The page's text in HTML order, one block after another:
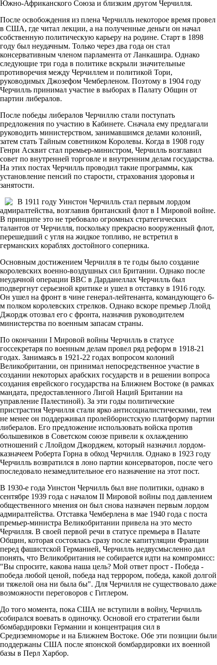
Южно-Африканского Союза и близким другом Черчилля.
После освобождения из плена Черчилль некоторое время провел
в США, где читал лекции, а на полученные деньги он начал
собственную политическую карьеру на родине. Старт в 1898
году был неудачным. Только через два года он стал
консервативным членом парламента от Ланкашира. Однако
следующие три года в политике вскрыли значительные
противоречия между Черчиллем и политикой Тори,
руководимых Джозефом Чемберленом. Поэтому в 1904 году
Черчилль принимал участие в выборах в Палату Общин от
партии либералов.
После победы либералов Черчиллю стали поступать
предложения по участию в Кабинете. Сначала ему предлагали
руководить министерством, занимавшимся делами колоний,
затем стать Тайным советником Королевы. Когда в 1908 году
Генри Асквит стал премьер-министром, Черчилль возглавил
совет по внутренней торговле и внутренним делам государства.
На этих постах Черчилль проводил такие программы, как
установление пенсий по старости, страхования здоровья и
занятости.
В 1911 году Уинстон Черчилль стал первым лордом
адмиралтейства, возглавив британский флот в I Мировой войне.
В принципе это не требовало огромных стратегических
талантов от Черчилля, поскольку прекрасно вооруженный флот,
перешедший с угля на жидкое топливо, не встретил в
германских кораблях достойного соперника.
Основным достижением Черчилля в те годы было создание
королевских военно-воздушных сил Британии. Однако после
неудачной операции ВВС в Дарданеллах Черчилль был
подвергнут серьезной критике и ушел в отставку в 1916 году.
Он ушел на фронт в чине генерал-лейтенанта, командующего 6-
м полком королевских стрелков. Однако вскоре премьер Ллойд
Джордж отозвал его с фронта, назначив руководителем
министерства по военным запасам страны.
По окончании I Мировой войны Черчилль в статусе
госсекретаря по военным делам провел ряд реформ в 1918-21
годах. Занимаясь в 1921-22 годах вопросом колоний
Великобритании, он принимал непосредственное участие в
создании некоторых арабских государств и в решении вопроса
создания еврейского государства на Ближнем Востоке (в рамках
мандата, предоставленного Лигой Наций Британии на
управление Палестиной). За эти годы политические
пристрастия Черчилля стали ярко антисоциалистическими, тем
не менее он поддерживал пролейбористскую платформу партии
либералов. Его предложение использовать войска против
большевиков в Советском союзе привели к охлаждению
отношений с Ллойдом Джорджем, который назначил лордом-
казначеем Роберта Горна в обход Черчилля. Однако в 1923 году
Черчилль возвратился в лоно партии консерваторов, после чего
последовало незамедлительное его назначение на этот пост.
В 1930-е года Уинстон Черчилль был вне политики, однако в
сентябре 1939 года с началом II Мировой войны под давлением
общественного мнения он был снова назначен первым лордом
адмиралтейства. Отставка Чемберлена в мае 1940 года с поста
премьер-министра Великобритании привела на это место
Черчилля. В своей первой речи в статусе премьера в Палате
Общин, которая состоялась сразу после капитуляции Франции
перед фашистской Германией, Черчилль недвусмысленно дал
понять, что Великобритания не собирается идти на компромисс:
"Вы спросите, какова наша цель? Мой ответ прост - Победа -
победа любой ценой, победа над террором, победа, какой долгой
и тяжелой она ни была бы". Для Черчилля не существовало даже
возможности переговоров с Гитлером.
До того момента, пока США не вступили в войну, Черчилль
собирался воевать в одиночку. Основой его стратегии были
бомбардировки Германии и концентрация сил в
Средиземноморье и на Ближнем Востоке. Обе эти позиции были
поддержаны США после японской бомбардировки их военной
базы в Перл Харбор.